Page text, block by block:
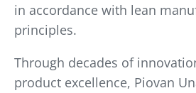
in accordance with lean
principles.
Through decades of
product excellence, Piovan